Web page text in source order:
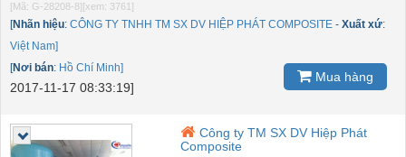
[Mã: G-28208-8] [xem: 3761]
[Nhãn hiệu: CÔNG TY TNHH TM SX DV HIỆP PHÁT COMPOSITE - Xuất xứ:
Việt Nam]
[Nơi bán: Hồ Chí Minh]
2017-11-17 08:33:19]
Mua hàng
Công ty TM SX DV Hiệp Phát
Composite